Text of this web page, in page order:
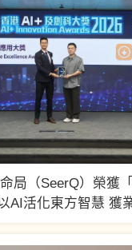
局（SeerQ）榮獲
AI活化東方智慧 獲